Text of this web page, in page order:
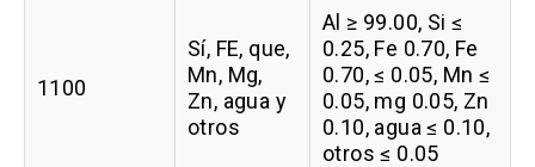
1100
Sí, FE, que,
Mn, Mg,
Zn, agua y
otros
Al ≥ 99.00, Si ≤
0.25, Fe 0.70, Fe
0.70, ≤ 0.05, Mn ≤
0.05, mg 0.05, Zn
0.10, agua ≤ 0.10,
otros ≤ 0.05